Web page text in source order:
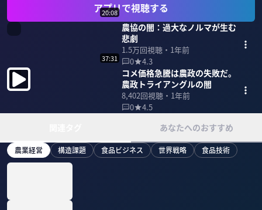
アプリで視聴する
20:08
農協の闇：過大なノルマが生む
悲劇
1.5万回視聴・ 1年前
0
4.3
37:31
コメ価格急騰は農政の失敗だ。
農政トライアングルの闇
8,402回視聴・ 1年前
0
4.5
あなたへのおすすめ
農業経営 構造課題 食品ビジネス 世界戦略 食品技術